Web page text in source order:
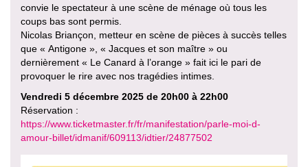
convie le spectateur à une scène de ménage où tous les
coups bas sont permis.
Nicolas Briançon, metteur en scène de pièces à succès telles
que « Antigone », « Jacques et son maître » ou
dernièrement « Le Canard à l’orange » fait ici le pari de
provoquer le rire avec nos tragédies intimes.
Vendredi 5 décembre 2025 de 20h00 à 22h00
Réservation :
https://www.ticketmaster.fr/fr/manifestation/parle-moi-d-
amour-billet/idmanif/609113/idtier/24877502